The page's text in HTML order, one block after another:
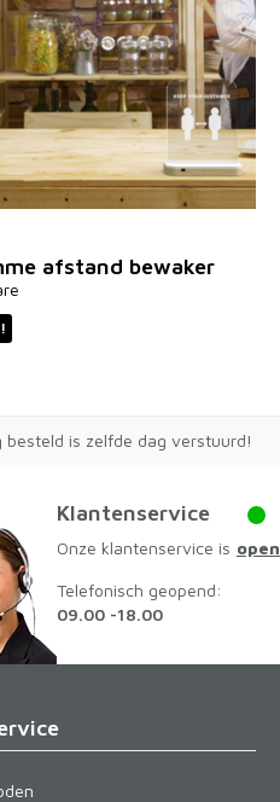
afstand bewaker
besteld is zelfde dag verstuurd!
Klantenservice
Onze klantenservice is open
Telefonisch geopend:
09.00 -18.00